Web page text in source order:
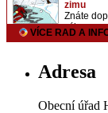
Adresa
Obecní úřad